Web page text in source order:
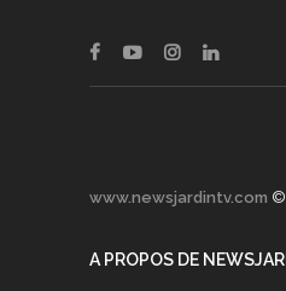
www.newsjardintv.com ©
A PROPOS DE